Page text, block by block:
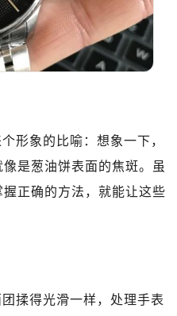
形象的比喻：想象一下，
是葱油饼表面的焦斑。虽
正确的方法，就能让这些
揉得光滑一样，处理手表